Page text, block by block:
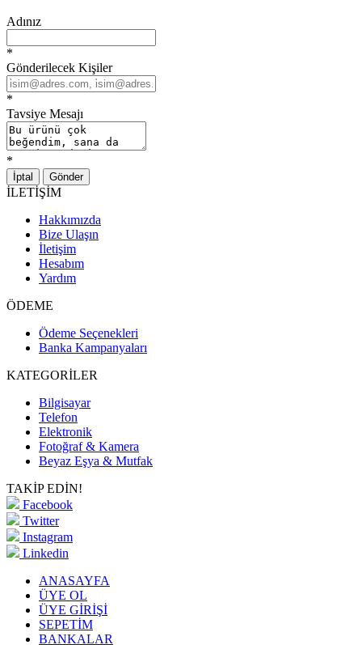
Adınız
*
Gönderilecek Kişiler
*
Tavsiye Mesajı
*
İptal Gönder
İLETİŞİM
Hakkımızda
Bize Ulaşın
İletişim
Hesabım
Yardım
ÖDEME
Ödeme Seçenekleri
Banka Kampanyaları
KATEGORİLER
Bilgisayar
Telefon
Elektronik
Fotoğraf & Kamera
Beyaz Eşya & Mutfak
TAKİP EDİN!
Facebook
Twitter
Instagram
Linkedin
ANASAYFA
ÜYE OL
ÜYE GİRİŞİ
SEPETİM
BANKALAR